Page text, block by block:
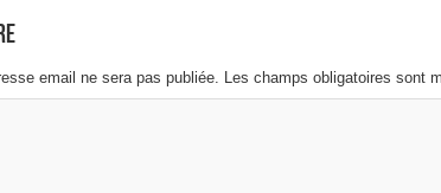
email ne sera pas publiée. Les champs obligatoires sont